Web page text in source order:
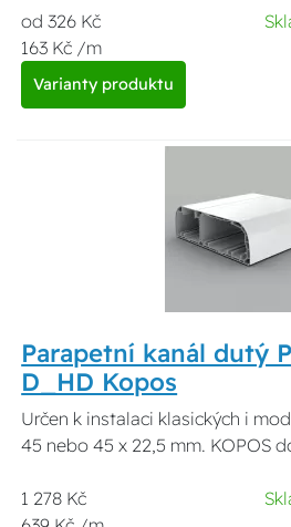
od 326 Kč
163 Kč /m
Varianty produktu
Parapetní kanál dutý
D_HD Kopos
Určen k instalaci klasických i
45 nebo 45 x 22,5 mm. KOPOS
1 278 Kč